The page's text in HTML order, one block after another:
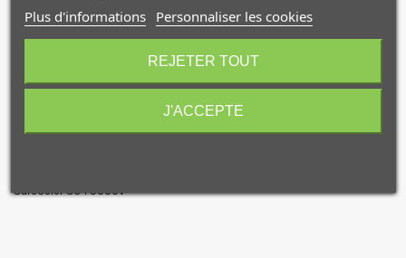
SureColor SC-P7000 STD
SureColor SC-P8000 STD
SureColor SC-P8000 STD Spectro
SureColor SC-P9000 STD
SureColor SC-P9000V
Plus d'informations Personnaliser les cookies
REJETER TOUT
J'ACCEPTE
10€ OFFERTS sur votre
premier achat !
J'accepte de recevoir des SMS de la part de la marque.